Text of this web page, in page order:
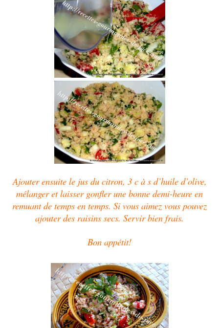
Ajouter ensuite le jus du citron, 3 c à s d’huile d’olive,
mélanger et laisser gonfler une bonne demi-heure en
remuant de temps en temps. Si vous aimez vous pouvez
ajouter des raisins secs. Servir bien frais.
Bon appétit!